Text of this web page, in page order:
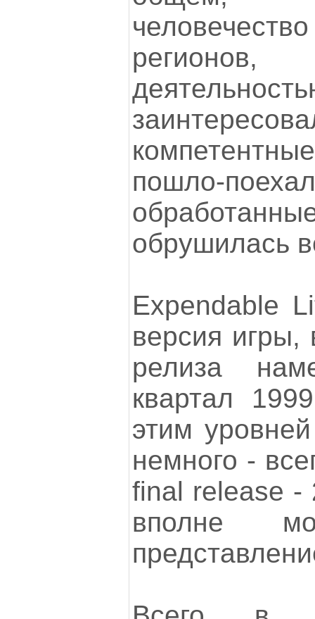
пошло-
обрушилась
Expendable
версия игры,
релиза
квартал
этим
немного -
final release -
вполне